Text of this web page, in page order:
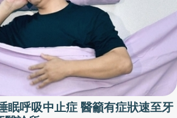
眠呼吸中止症 醫籲有症狀速至牙